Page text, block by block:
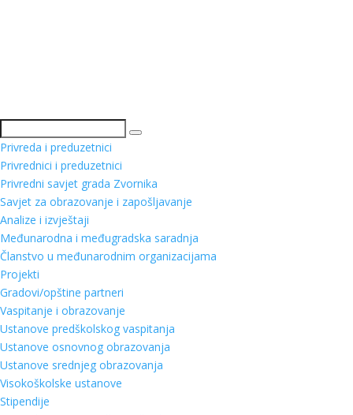
Pretraga
Privreda i preduzetnici
Privrednici i preduzetnici
Privredni savjet grada Zvornika
Savjet za obrazovanje i zapošljavanje
Analize i izvještaji
Međunarodna i međugradska saradnja
Članstvo u međunarodnim organizacijama
Projekti
Gradovi/opštine partneri
Vaspitanje i obrazovanje
Ustanove predškolskog vaspitanja
Ustanove osnovnog obrazovanja
Ustanove srednjeg obrazovanja
Visokoškolske ustanove
Stipendije